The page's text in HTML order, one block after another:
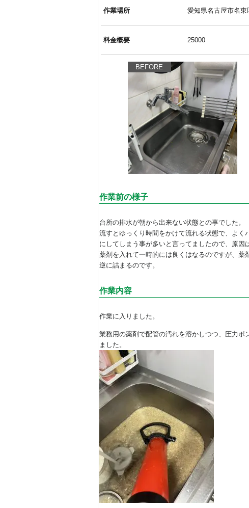
作業場所 愛知県名古屋市名東
料金概要 25000
BEFORE
作業前の様子
台所の排水が朝から出来ない状態との事でした。
流すとゆっくり時間をかけて流れる状態で、よ
にしてしまう事が多いと言ってましたので、原因
薬剤を入れて一時的には良くはなるのですが、薬
逆に詰まるのです。
作業内容
作業に入りました。
業務用の薬剤で配管の汚れを溶かしつつ、圧力ポ
ました。